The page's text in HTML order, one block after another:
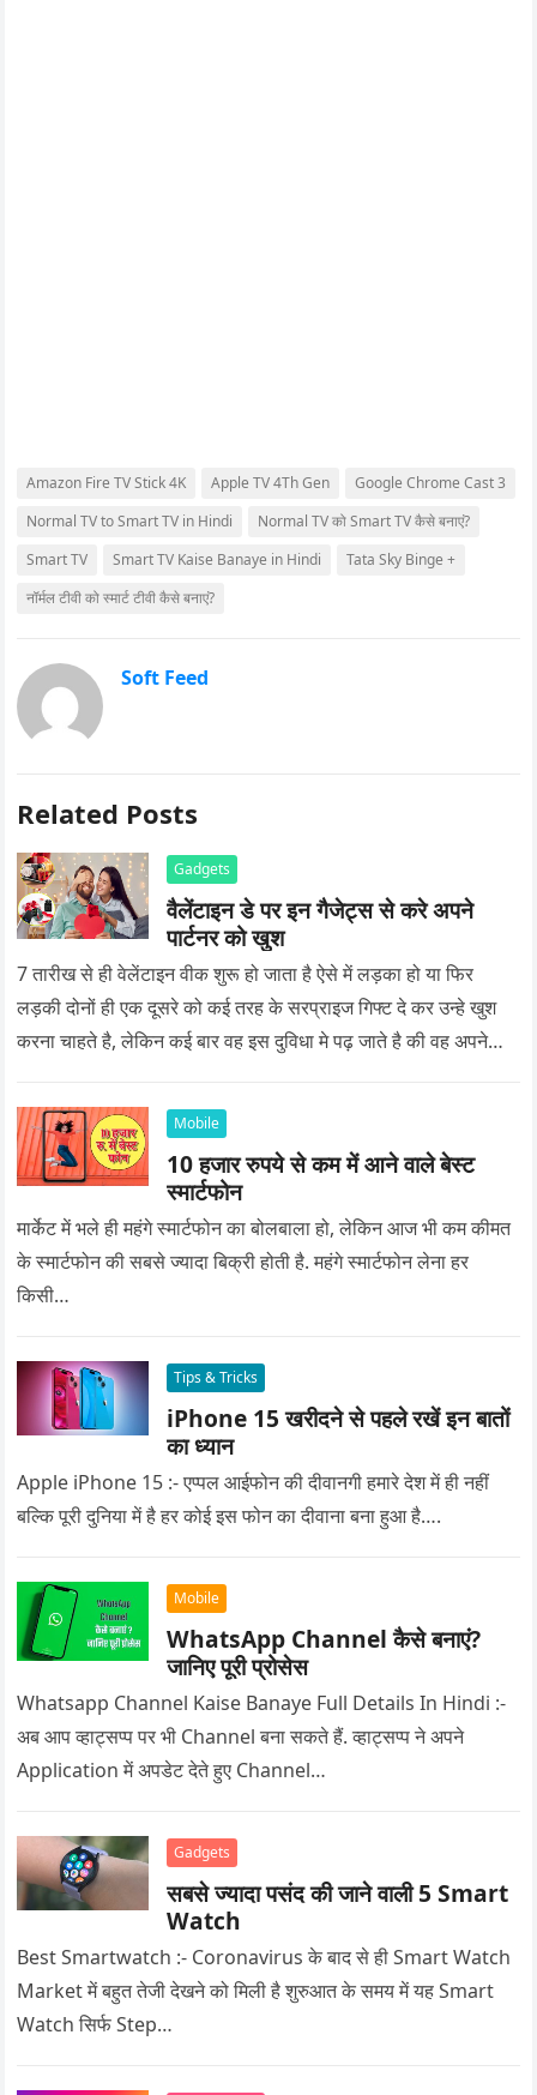
Amazon Fire TV Stick 4K Apple TV 4Th Gen
Google Chrome Cast 3
Normal TV to Smart TV in Hindi
Normal TV को Smart TV कैसे बनाएं?
Smart TV
Smart TV Kaise Banaye in Hindi
Tata Sky Binge +
नॉर्मल टीवी को स्मार्ट टीवी कैसे बनाएं?
Soft Feed
Related Posts
Gadgets
वैलेंटाइन डे पर इन गैजेट्स से करे अपने
पार्टनर को खुश
7 तारीख से ही वेलेंटाइन वीक शुरू हो जाता है ऐसे में लड़का हो या फिर
लड़की दोनों ही एक दूसरे को कई तरह के सरप्राइज गिफ्ट दे कर उन्हे खुश
करना चाहते है, लेकिन कई बार वह इस दुविधा मे पढ़ जाते है की वह अपने
Mobile
10 हजार रुपये से कम में आने वाले बेस्ट
स्मार्टफोन
मार्केट में भले ही महंगे स्मार्टफोन का बोलबाला हो, लेकिन आज भी कम कीमत
के स्मार्टफोन की सबसे ज्यादा बिक्री होती है. महंगे स्मार्टफोन लेना हर
किसी…
Tips & Tricks
iPhone 15 खरीदने से पहले रखें इन बातों
का ध्यान
Apple iPhone 15 :- एप्पल आईफोन की दीवानगी हमारे देश में ही नहीं
बल्कि पूरी दुनिया में है हर कोई इस फोन का दीवाना बना हुआ है….
Mobile
WhatsApp Channel कैसे बनाएं?
जानिए पूरी प्रोसेस
Whatsapp Channel Kaise Banaye Full Details In Hindi :-
अब आप व्हाट्सप्प पर भी Channel बना सकते हैं. व्हाट्सप्प ने अपने
Application में अपडेट देते हुए Channel…
Gadgets
सबसे ज्यादा पसंद की जाने वाली 5 Smart
Watch
Best Smartwatch :- Coronavirus के बाद से ही Smart Watch
Market में बहुत तेजी देखने को मिली है शुरुआत के समय में यह Smart
Watch सिर्फ Step…